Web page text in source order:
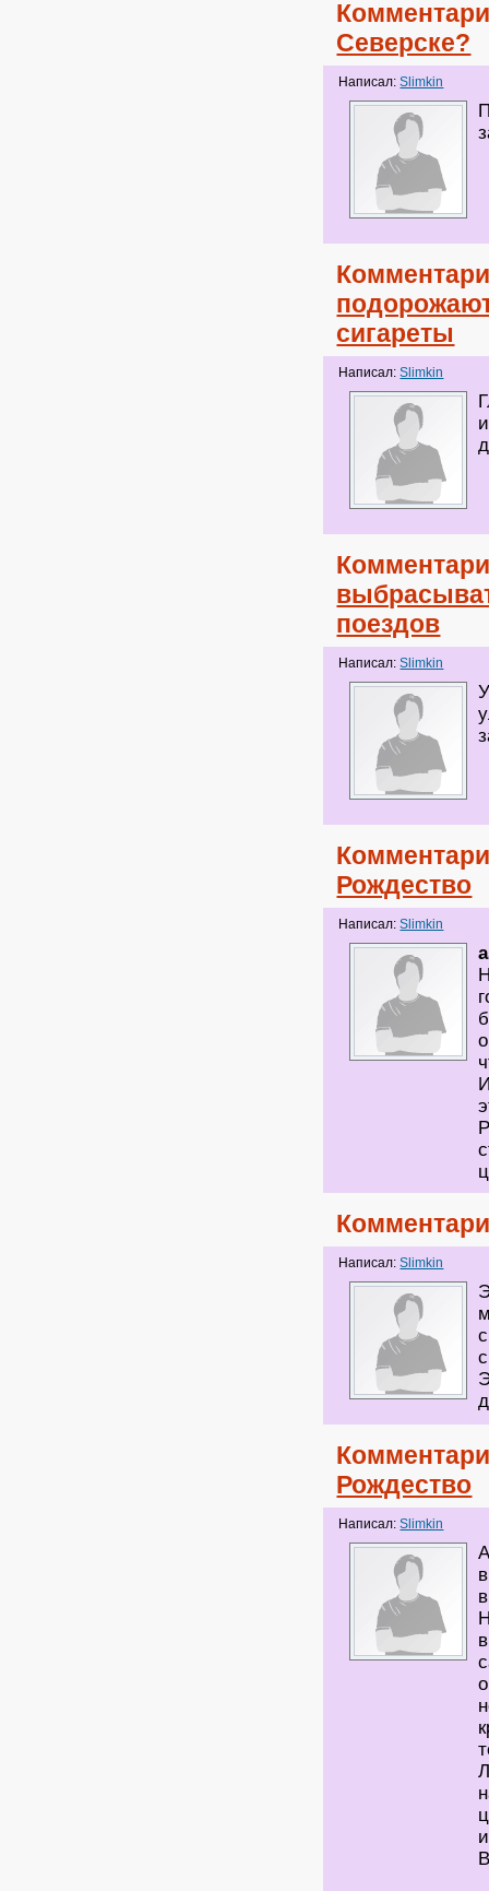
Северске?
Написал:Slimkin
сигареты
Написал:Slimkin
поездов
Написал:Slimkin
Рождество
Написал:Slimkin
Написал:Slimkin
Рождество
Написал:Slimkin